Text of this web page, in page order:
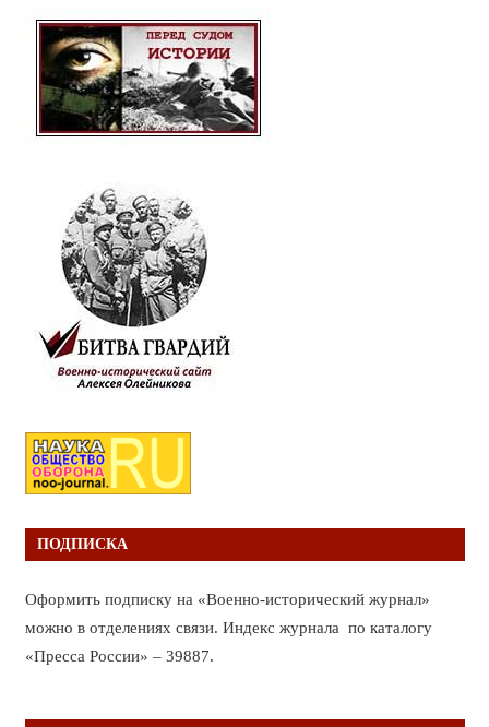
ПОДПИСКА
Оформить подписку на «Военно-исторический журнал»
можно в отделениях связи. Индекс журнала по каталогу
«Пресса России» – 39887.